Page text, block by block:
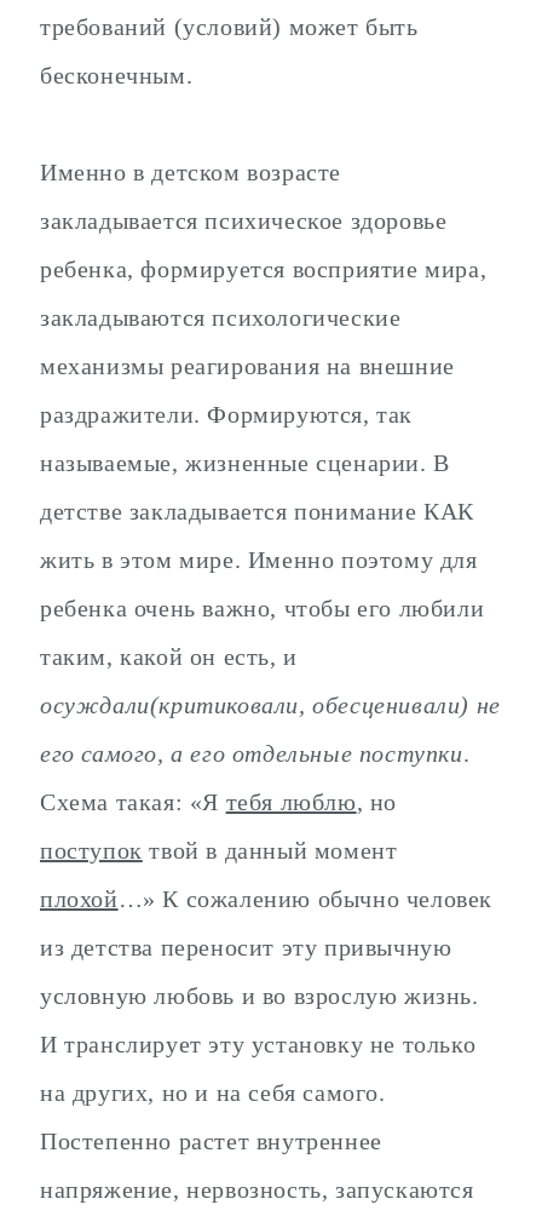
требований (условий) может быть
бесконечным.
Именно в детском возрасте
закладывается психическое здоровье
ребенка, формируется восприятие мира,
закладываются психологические
механизмы реагирования на внешние
раздражители. Формируются, так
называемые, жизненные сценарии. В
детстве закладывается понимание КАК
жить в этом мире. Именно поэтому для
ребенка очень важно, чтобы его любили
таким, какой он есть, и
осуждали(критиковали, обесценивали) не
его самого, а его отдельные поступки.
Схема такая: «Я тебя люблю, но
поступок твой в данный момент
плохой…» К сожалению обычно человек
из детства переносит эту привычную
условную любовь и во взрослую жизнь.
И транслирует эту установку не только
на других, но и на себя самого.
Постепенно растет внутреннее
напряжение, нервозность, запускаются